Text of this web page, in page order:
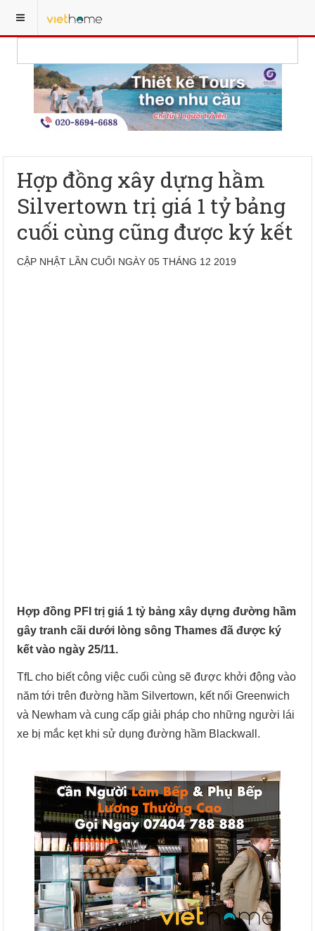
Hợp đồng xây dựng hầm
Silvertown trị giá 1 tỷ bảng
cuối cùng cũng được ký kết
CẬP NHẬT LẦN CUỐI NGÀY 05 THÁNG 12 2019
Hợp đồng PFI trị giá 1 tỷ bảng xây dựng đường hầm
gây tranh cãi dưới lòng sông Thames đã được ký
kết vào ngày 25/11.
TfL cho biết công việc cuối cùng sẽ được khởi động vào
năm tới trên đường hầm Silvertown, kết nối Greenwich
và Newham và cung cấp giải pháp cho những người lái
xe bị mắc kẹt khi sử dụng đường hầm Blackwall.